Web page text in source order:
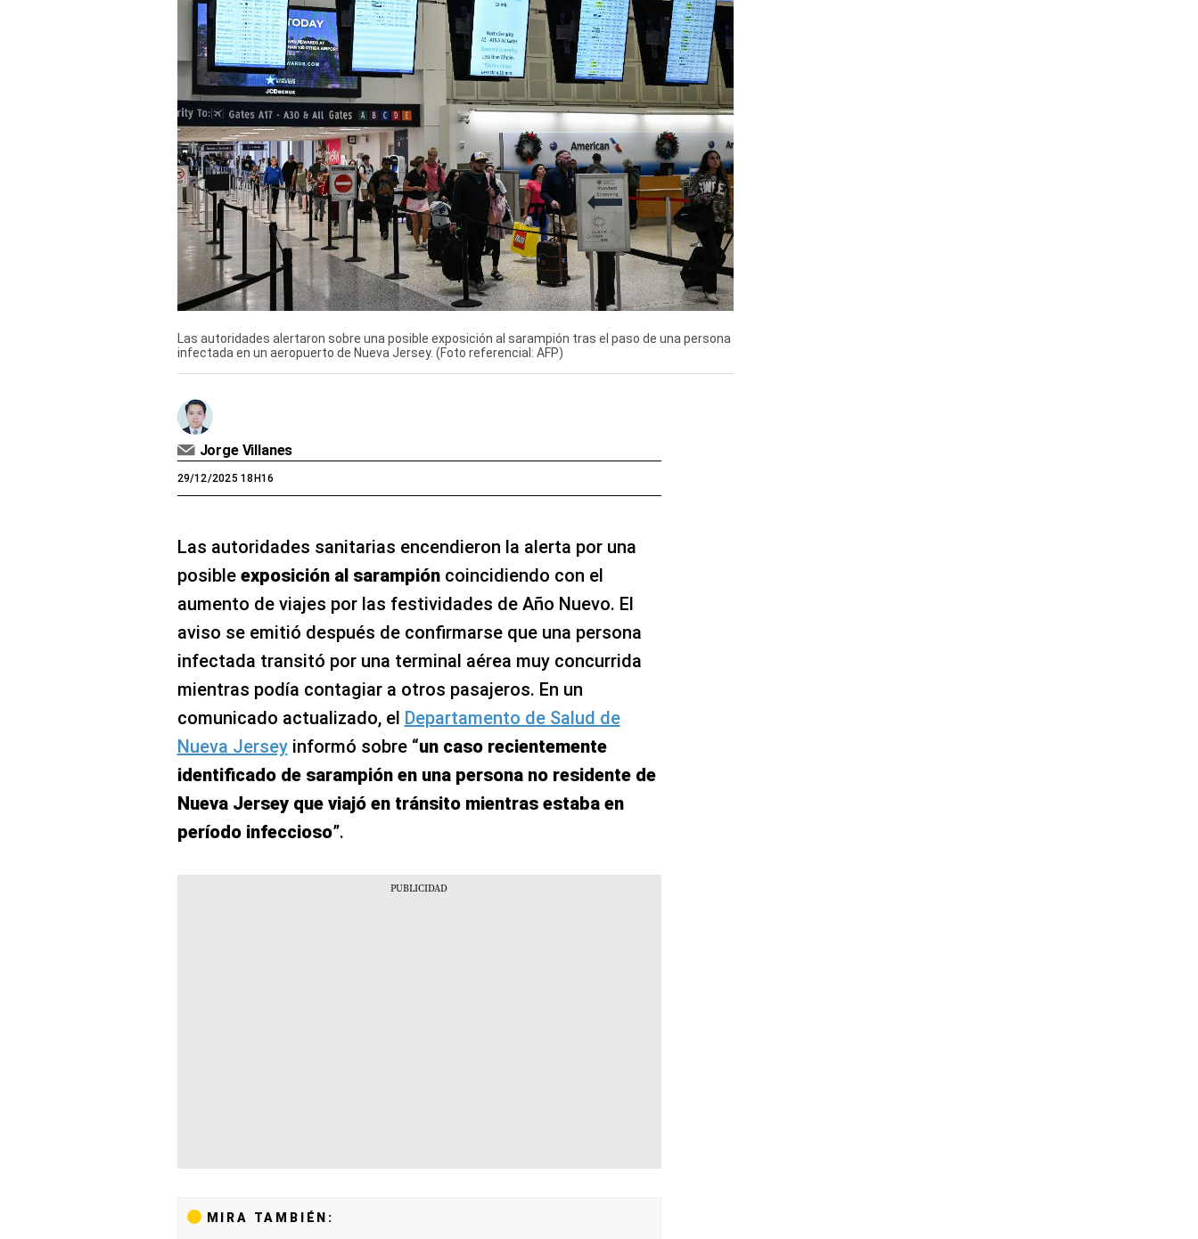
Las autoridades alertaron sobre una posible exposición al sarampión tras el paso de una persona
infectada en un aeropuerto de Nueva Jersey. (Foto referencial: AFP)
Jorge Villanes
29/12/2025 18H16
Las autoridades sanitarias encendieron la alerta por una
posible exposición al sarampióncoincidiendo con el
aumento de viajes por las festividades de Año Nuevo. El
aviso se emitió después de confirmarse que una persona
infectada transitó por una terminal aérea muy concurrida
mientras podía contagiar a otros pasajeros. En un
comunicado actualizado, el Departamento de Salud de
Nueva Jerseyinformó sobre “un caso recientemente
identificado de sarampión en una persona no residente de
Nueva Jersey que viajó en tránsito mientras estaba en
período infeccioso”.
MIRA TAMBIÉN: